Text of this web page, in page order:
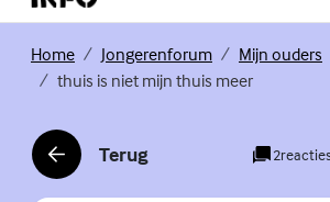
Home(Externe link)
Jongerenforum(Externe link)
Mijn ouders
thuis is niet mijn thuis meer
Terug
(Externe link) 2